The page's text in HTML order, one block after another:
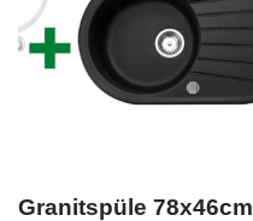
Granitspüle 78x46cm